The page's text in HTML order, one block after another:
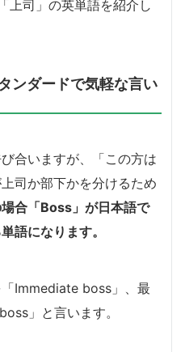
上司」の英単語を紹介し
ンダードで気軽な言い
合いますが、「この方は
司か部下かを分けるため
合「Boss」が日本語で
語になります。
Immediate boss」、最
」と言います。